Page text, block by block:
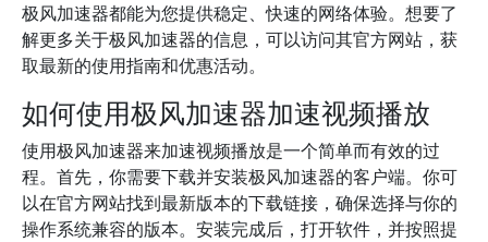
极风加速器都能为您提供稳定、快速的网络体验。想要了
解更多关于极风加速器的信息，可以访问其官方网站，获
取最新的使用指南和优惠活动。
如何使用极风加速器加速视频播放
使用极风加速器来加速视频播放是一个简单而有效的过
程。首先，你需要下载并安装极风加速器的客户端。你可
以在官方网站找到最新版本的下载链接，确保选择与你的
操作系统兼容的版本。安装完成后，打开软件，并按照提